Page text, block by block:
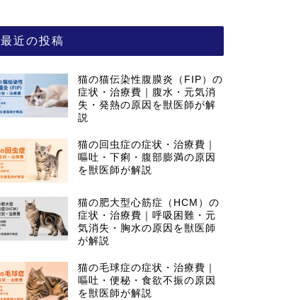
最近の投稿
猫の猫伝染性腹膜炎（FIP）の
症状・治療費｜腹水・元気消
失・発熱の原因を獣医師が解
説
猫の回虫症の症状・治療費｜
嘔吐・下痢・腹部膨満の原因
を獣医師が解説
猫の肥大型心筋症（HCM）の
症状・治療費｜呼吸困難・元
気消失・胸水の原因を獣医師
が解説
猫の毛球症の症状・治療費｜
嘔吐・便秘・食欲不振の原因
を獣医師が解説